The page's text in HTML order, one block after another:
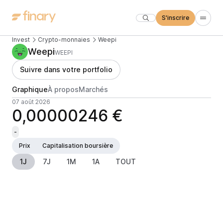
S'inscrire
Invest Crypto-monnaies Weepi
WeepiWEEPI
Suivre dans votre portfolio
GraphiqueÀ proposMarchés
07 août 2026
0,00000246 €
-
Prix
Capitalisation boursière
1J 7J 1M 1A TOUT